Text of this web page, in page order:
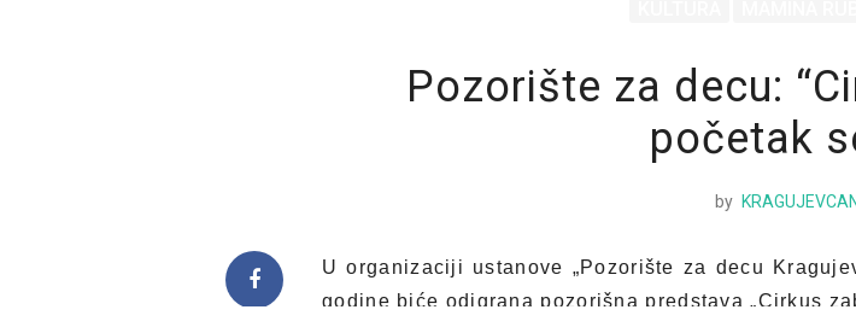
Pozorište za decu:
početak
by
U organizaciji ustanove „Pozorište za decu
godine biće odigrana pozorišna predstava „Cirkus